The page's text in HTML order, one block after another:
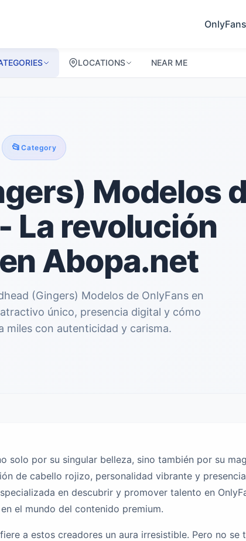
LOCATIONS NEAR ME
📂Category
Modelos
La revolución
Abopa.net
(Gingers) Modelos de OnlyFans en
único, presencia digital y cómo
miles con autenticidad y carisma.
solo por su singular belleza, sino también por su
de cabello rojizo, personalidad vibrante y
en descubrir y promover talento en
el mundo del contenido premium.
a estos creadores un aura irresistible. Pero no se